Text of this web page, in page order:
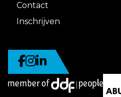
Contact
Inschrijven